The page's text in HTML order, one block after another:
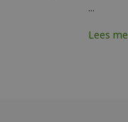
...
Lees